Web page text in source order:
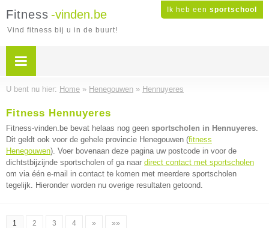
Ik heb een sportschool
Fitness -vinden.be
Vind fitness bij u in de buurt!
U bent nu hier: Home » Henegouwen » Hennuyeres
Fitness Hennuyeres
Fitness-vinden.be bevat helaas nog geen sportscholen in Hennuyeres.
Dit geldt ook voor de gehele provincie Henegouwen (fitness
Henegouwen). Voer bovenaan deze pagina uw postcode in voor de
dichtstbijzijnde sportscholen of ga naar direct contact met sportscholen
om via één e-mail in contact te komen met meerdere sportscholen
tegelijk. Hieronder worden nu overige resultaten getoond.
1 2 3 4 » »»